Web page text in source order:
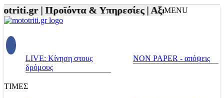
| Προϊόντα & Υπηρεσίες |Αξεσουάρ
MENU
LIVE: Κίνηση στους
δρόμους
NON PAPER - απόψεις
ΤΙΜΕΣ